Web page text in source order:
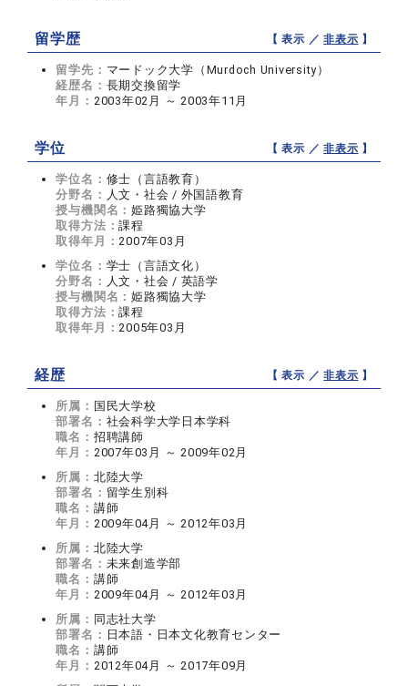
留学歴 【 表示 ／非表示 】
留学先： マードック大学（Murdoch University）
経歴名： 長期交換留学
年月： 2003年02月 ～ 2003年11月
学位 【 表示 ／非表示 】
学位名： 修士（言語教育）
分野名： 人文・社会 / 外国語教育
授与機関名：姫路獨協大学
取得方法：課程
取得年月：2007年03月
学位名： 学士（言語文化）
分野名： 人文・社会 / 英語学
授与機関名：姫路獨協大学
取得方法：課程
取得年月：2005年03月
経歴 【 表示 ／非表示 】
所属： 国民大学校
部署名： 社会科学大学日本学科
職名： 招聘講師
年月： 2007年03月 ～ 2009年02月
所属： 北陸大学
部署名： 留学生別科
職名： 講師
年月： 2009年04月 ～ 2012年03月
所属： 北陸大学
部署名： 未来創造学部
職名： 講師
年月： 2009年04月 ～ 2012年03月
所属： 同志社大学
部署名： 日本語・日本文化教育センター
職名： 講師
年月： 2012年04月 ～ 2017年09月